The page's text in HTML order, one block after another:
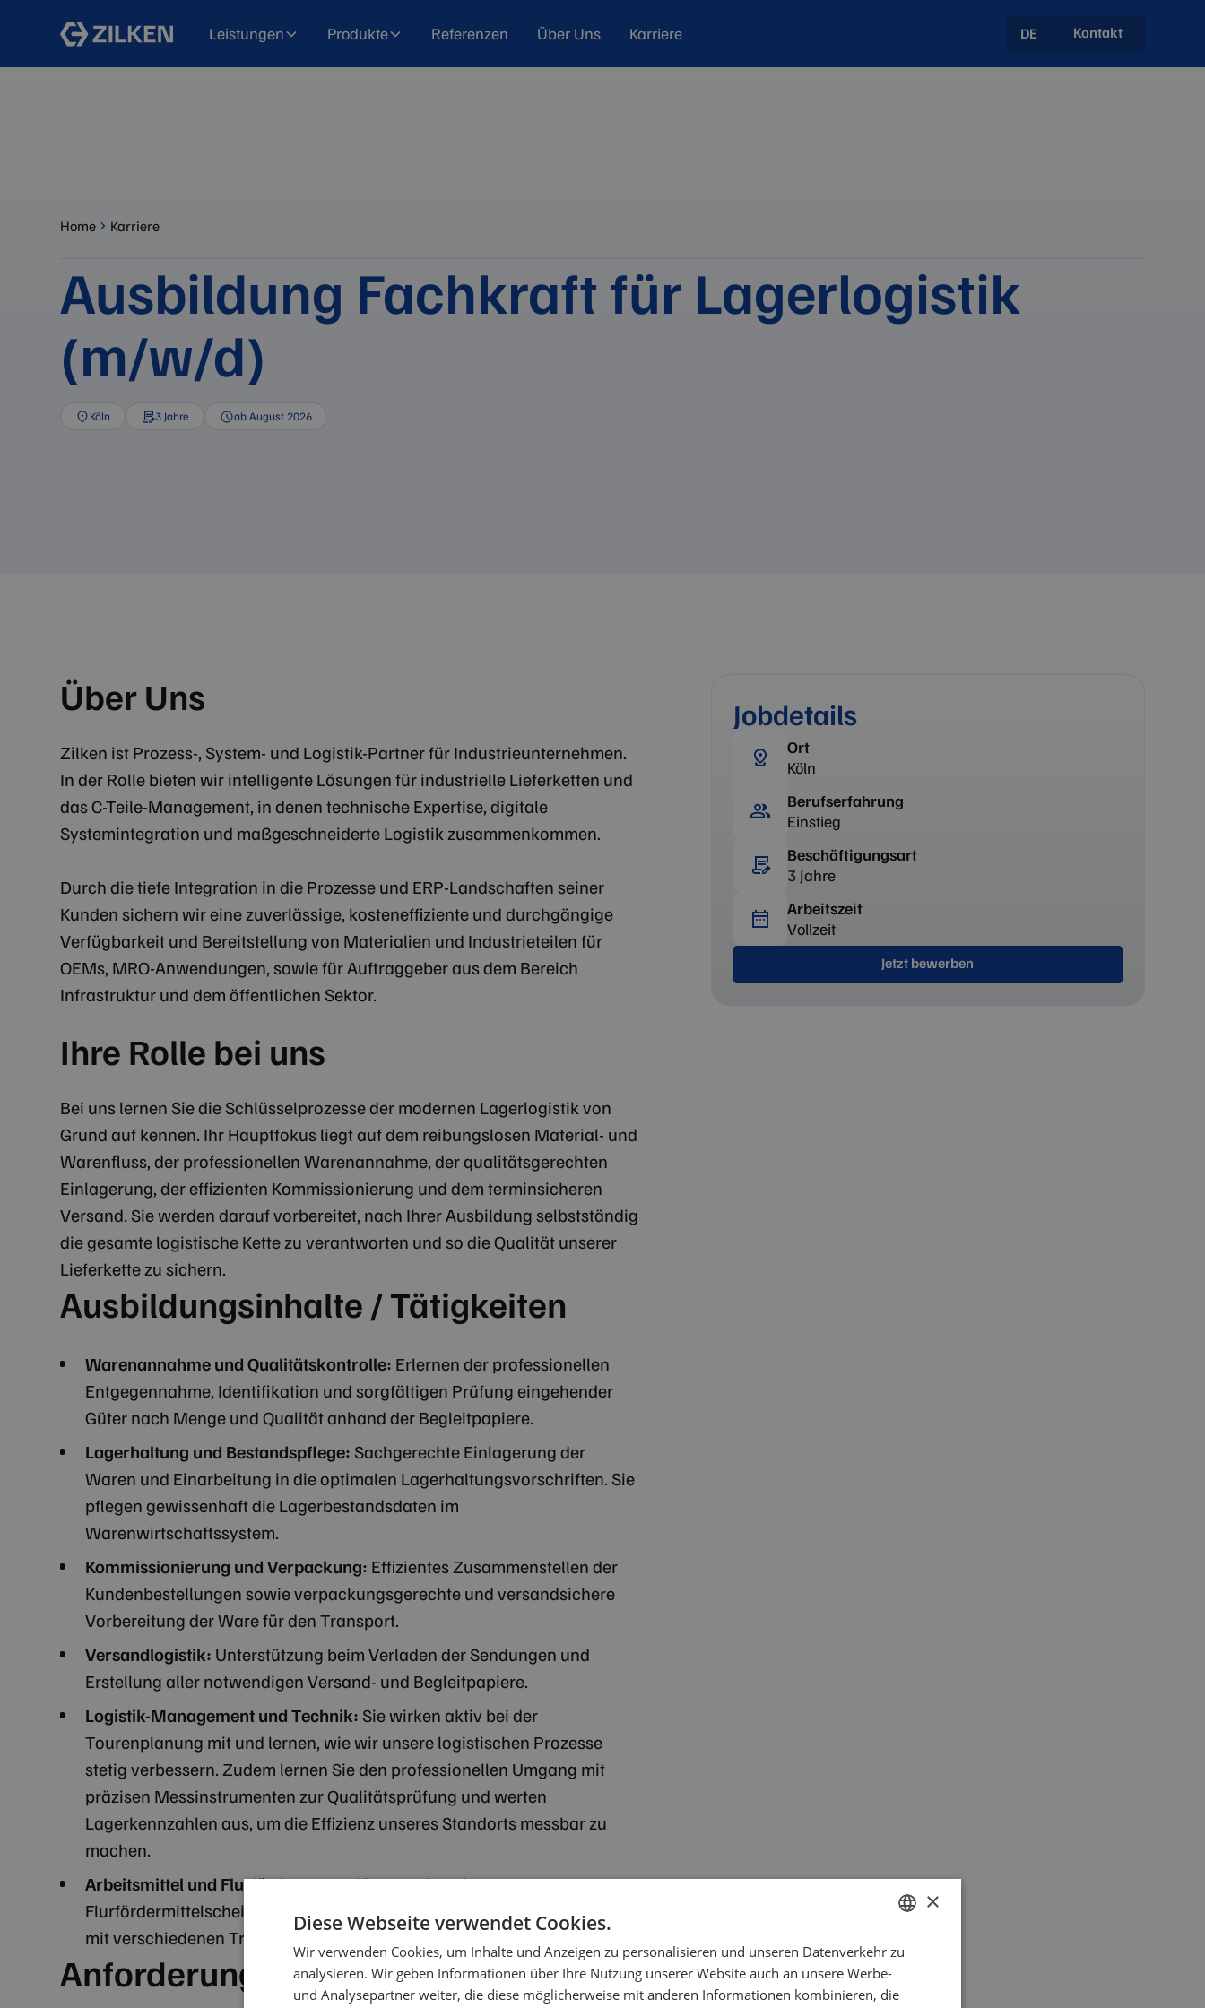
Leistungen Produkte Referenzen Über Uns Karriere DE Kontakt
Home Karriere
Ausbildung Fachkraft für Lagerlogistik
(m/w/d)
Köln 3 Jahre ab August 2026
Über Uns
Zilken ist Prozess-, System- und Logistik-Partner für Industrieunternehmen.
In der Rolle bieten wir intelligente Lösungen für industrielle Lieferketten und
das C-Teile-Management, in denen technische Expertise, digitale
Systemintegration und maßgeschneiderte Logistik zusammenkommen.
Durch die tiefe Integration in die Prozesse und ERP-Landschaften seiner
Kunden sichern wir eine zuverlässige, kosteneffiziente und durchgängige
Verfügbarkeit und Bereitstellung von Materialien und Industrieteilen für
OEMs, MRO-Anwendungen, sowie für Auftraggeber aus dem Bereich
Infrastruktur und dem öffentlichen Sektor.
Ihre Rolle bei uns
Bei uns lernen Sie die Schlüsselprozesse der modernen Lagerlogistik von
Grund auf kennen. Ihr Hauptfokus liegt auf dem reibungslosen Material- und
Warenfluss, der professionellen Warenannahme, der qualitätsgerechten
Einlagerung, der effizienten Kommissionierung und dem terminsicheren
Versand. Sie werden darauf vorbereitet, nach Ihrer Ausbildung selbstständig
die gesamte logistische Kette zu verantworten und so die Qualität unserer
Lieferkette zu sichern.
Ausbildungsinhalte / Tätigkeiten
Warenannahme und Qualitätskontrolle: Erlernen der professionellen
Entgegennahme, Identifikation und sorgfältigen Prüfung eingehender
Güter nach Menge und Qualität anhand der Begleitpapiere.
Lagerhaltung und Bestandspflege:Sachgerechte Einlagerung der
Waren und Einarbeitung in die optimalen Lagerhaltungsvorschriften. Sie
pflegen gewissenhaft die Lagerbestandsdaten im
Warenwirtschaftssystem.
Kommissionierung und Verpackung: Effizientes Zusammenstellen der
Kundenbestellungen sowie verpackungsgerechte und versandsichere
Vorbereitung der Ware für den Transport.
Versandlogistik: Unterstützung beim Verladen der Sendungen und
Erstellung aller notwendigen Versand- und Begleitpapiere.
Logistik-Management und Technik:Sie wirken aktiv bei der
Tourenplanung mit und lernen, wie wir unsere logistischen Prozesse
stetig verbessern. Zudem lernen Sie den professionellen Umgang mit
präzisen Messinstrumenten zur Qualitätsprüfung und werten
Lagerkennzahlen aus, um die Effizienz unseres Standorts messbar zu
machen.
Arbeitsmittel und Flurförderzeuge:Sie erwerben den
Flurfördermittelschein (Staplerschein) und lernen den sicheren Umgang
mit verschiedenen Transportgeräten und Arbeitsmitteln.
Anforderungen
Jobdetails
Ort
Köln
Berufserfahrung
Einstieg
Beschäftigungsart
3 Jahre
Arbeitszeit
Vollzeit
Jetzt bewerben
GERMAN
ENGLISH
×
Diese Webseite verwendet Cookies.
Wir verwenden Cookies, um Inhalte und Anzeigen zu personalisieren und unseren Datenverkehr zu
analysieren. Wir geben Informationen über Ihre Nutzung unserer Website auch an unsere Werbe-
und Analysepartner weiter, die diese möglicherweise mit anderen Informationen kombinieren, die